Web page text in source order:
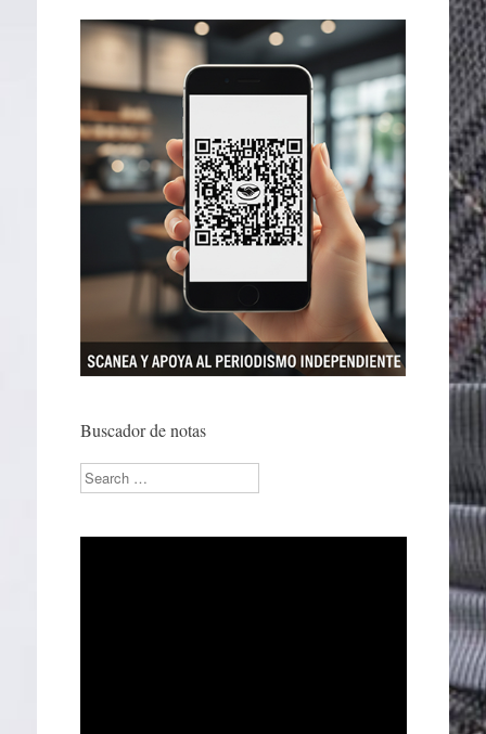
Buscador de notas
Search